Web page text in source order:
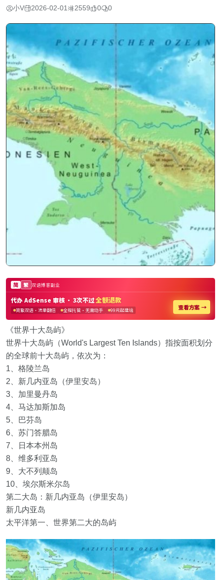
小V 2026-02-01 2559 0 0
《世界十大岛屿》
世界十大岛屿（World's Largest Ten Islands）指按面积划分
的全球前十大岛屿，依次为：
1、格陵兰岛
2、新几内亚岛（伊里安岛）
3、加里曼丹岛
4、马达加斯加岛
5、巴芬岛
6、苏门答腊岛
7、日本本州岛
8、维多利亚岛
9、大不列颠岛
10、埃尔斯米尔岛
第二大岛：新几内亚岛（伊里安岛）
新几内亚岛
太平洋第一、世界第二大的岛屿